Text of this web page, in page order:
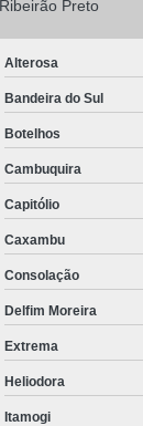
Camisa Social
Camisa Social
Social
a Rigor
Social Branca
Camisa Social
Social
Longa
Ribeirão Preto
Alterosa
Bandeira do Sul
Botelhos
Cambuquira
Capitólio
Caxambu
Consolação
Delfim Moreira
Extrema
Heliodora
Itamogi